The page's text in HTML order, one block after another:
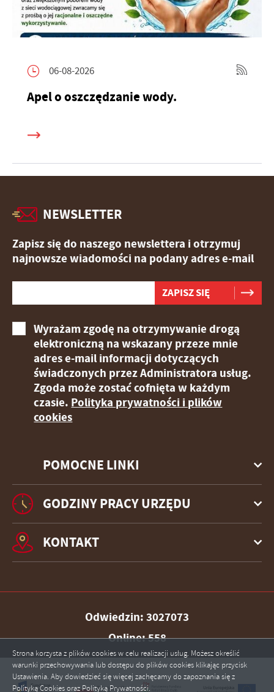
06-08-2026
Apel o oszczędzanie wody.
POMOCNE LINKI
NEWSLETTER
Zapisz się do naszego newslettera i otrzymuj
najnowsze wiadomości na podany adres e-mail
Wyrażam zgodę na otrzymywanie drogą
elektroniczną na wskazany przeze mnie
adres e-mail informacji dotyczących
świadczonych przez Administratora usług.
Zgoda może zostać cofnięta w każdym
czasie. Polityka prywatności i plików
cookies
GODZINY PRACY URZĘDU
KONTAKT
Odwiedzin: 3027073
Online: 558
Strona korzysta z plików cookies w celu realizacji usług. Możesz określić
warunki przechowywania lub dostępu do plików cookies klikając przycisk
Ustawienia. Aby dowiedzieć się więcej zachęcamy do zapoznania się z
Polityką Cookies oraz Polityką Prywatności.